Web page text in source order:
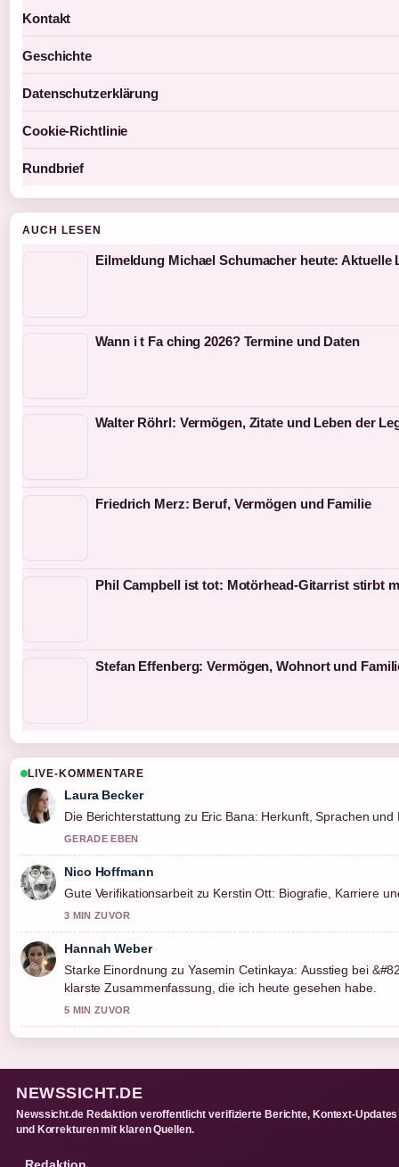
Kontakt
Geschichte
Datenschutzerklärung
Cookie-Richtlinie
Rundbrief
AUCH LESEN
Eilmeldung Michael Schumacher heute: Aktuelle
Wann i t Fa ching 2026? Termine und Daten
Walter Röhrl: Vermögen, Zitate und Leben der
Friedrich Merz: Beruf, Vermögen und Familie
Phil Campbell ist tot: Motörhead-Gitarrist stirbt
Stefan Effenberg: Vermögen, Wohnort und
LIVE-KOMMENTARE
Laura Becker
Die Berichterstattung zu Eric Bana: Herkunft, Sprachen
GERADE EBEN
Nico Hoffmann
Gute Verifikationsarbeit zu Kerstin Ott: Biografie, Karriere
3 MIN ZUVOR
Hannah Weber
Starke Einordnung zu Yasemin Cetinkaya: Ausstieg bei
klarste Zusammenfassung, die ich heute gesehen habe.
5 MIN ZUVOR
NEWSSICHT.DE
Newssicht.de Redaktion veroffentlicht verifizierte Berichte, Kontext-Updates
und Korrekturen mit klaren Quellen.